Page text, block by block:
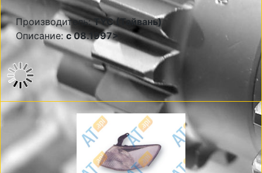
Производитель:TYC (Тайвань)
Описание:c 08.1997>